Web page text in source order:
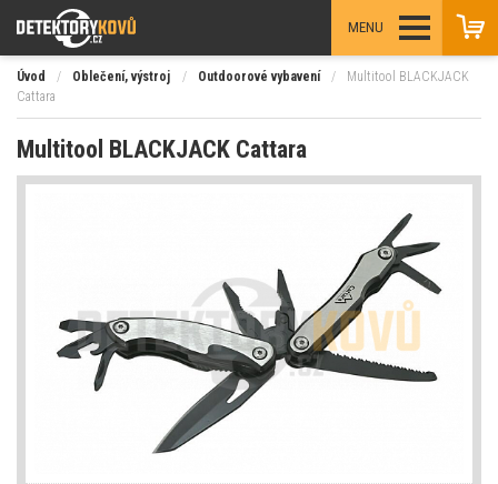
MENU
Úvod / Oblečení, výstroj / Outdoorové vybavení /
Multitool BLACKJACK
Cattara
Multitool BLACKJACK Cattara